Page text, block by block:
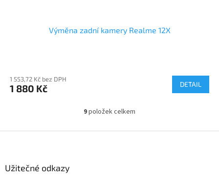
Výměna zadní kamery Realme 12X
1 553,72 Kč bez DPH
1 880 Kč DETAIL
O
l
9položek celkem
Užitečné odkazy